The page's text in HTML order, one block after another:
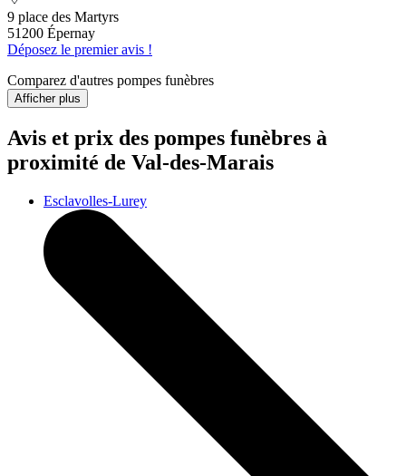
9 place des Martyrs
51200 Épernay
Déposez le premier avis !
Comparez d'autres pompes funèbres
Afficher plus
Avis et prix des pompes funèbres à
proximité de Val-des-Marais
Esclavolles-Lurey